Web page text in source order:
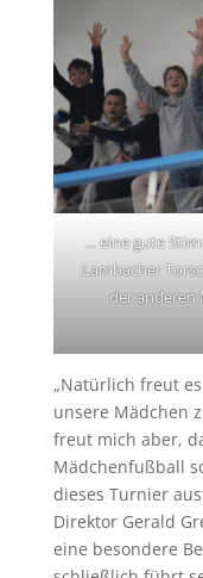
… eine gute
Lambacher
der anderen
„Natürlich freut
unsere Mädchen
freut mich aber,
Mädchenfußball
dieses Turnier
Direktor Gerald
eine besondere